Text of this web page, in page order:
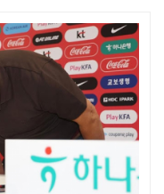
vàng
dùng